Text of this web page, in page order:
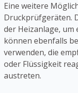
Eine weitere
Druckprüfgeräten.
der Heizanlage,
können ebenfalls
verwenden, die
oder Flüssigkeit
austreten.